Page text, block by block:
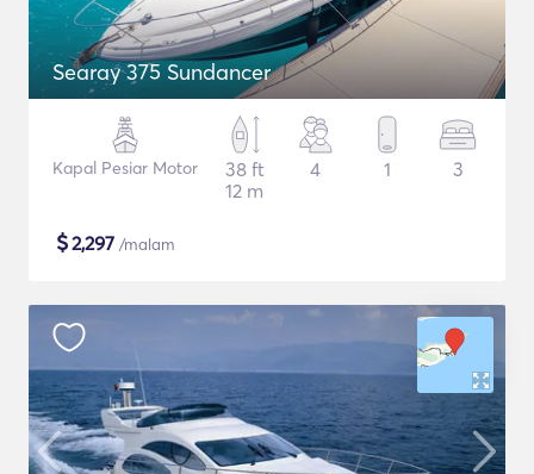
Searay 375 Sundancer
Kapal Pesiar Motor
38 ft
12 m
4 1 3
$2,297 /malam